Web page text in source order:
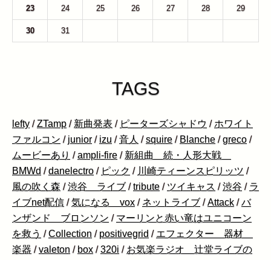
23 24 25 26 27 28 29
30 31
TAGS
lefty /ZTamp / 新曲発表 / ピーターズシャドウ / ホワイト
ファルコン / junior / izu /音人 /squire / Blanche /greco /
ムービーあり /ampli-fire / 新組曲 続・人形大戦
BMWd /danelectro / ピック / 川崎ティーンスピリッツ /
風の吹く森 /渋谷 ライブ /tribute / ツイキャス /渋谷 / ラ
イブnet配信 /気になる vox / ネットライブ /Attack /バ
ンザンド ブロンソン / マーリンと赤い竜はユニコーン
を救う /Collection / positivegrid / エフェクター 器材
楽器 /valeton / box /320i / お気楽ラジオ 辻堂ライブの